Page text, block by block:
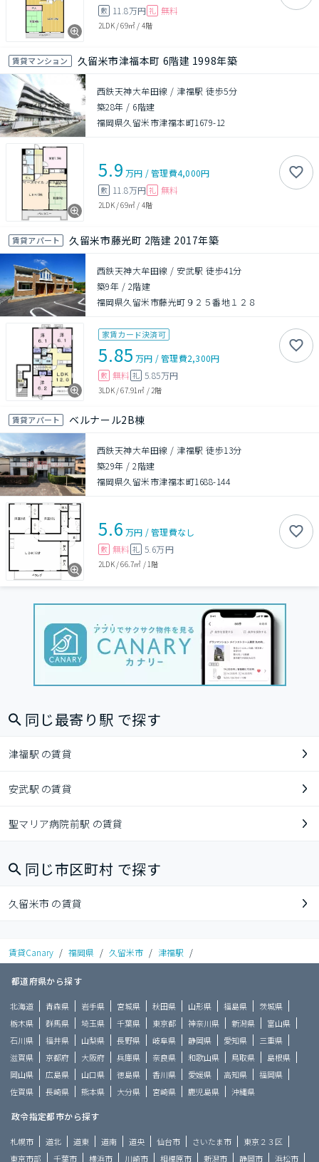
敷 11.8万円 礼 無料
2LDK/69㎡ / 4階
賃貸マンション 久留米市津福本町 6階建 1998年築
西鉄天神大牟田線 / 津福駅 徒歩5分
築28年 / 6階建
福岡県久留米市津福本町1679-12
5.9 万円 /管理費4,000円
敷 11.8万円 礼 無料
2LDK/69㎡ / 4階
賃貸アパート 久留米市藤光町 2階建 2017年築
西鉄天神大牟田線 / 安武駅 徒歩41分
築9年 / 2階建
福岡県久留米市藤光町９２５番地１２８
家賃カード決済可
5.85 万円 /管理費2,300円
敷 無料 礼 5.85万円
3LDK/67.91㎡ /2階
賃貸アパート ベルナール2B棟
西鉄天神大牟田線 / 津福駅 徒歩13分
築29年 /2階建
福岡県久留米市津福本町1688-144
5.6 万円 /管理費なし
敷 無料 礼 5.6万円
2LDK/66.7㎡ / 1階
同じ最寄り駅 で探す
津福駅 の賃貸
安武駅 の賃貸
聖マリア病院前駅 の賃貸
同じ市区町村 で探す
久留米市 の賃貸
賃貸Canary / 福岡県 / 久留米市 / 津福駅 /
都道府県から探す
北海道 青森県 岩手県 宮城県 秋田県 山形県 福島県
茨城県
栃木県
群馬県 埼玉県 千葉県 東京都 神奈川県 新潟県
富山県
石川県
福井県 山梨県 長野県 岐阜県 静岡県 愛知県
三重県
滋賀県
京都府 大阪府 兵庫県 奈良県 和歌山県 鳥取県
島根県
岡山県
広島県 山口県 徳島県 香川県 愛媛県 高知県
福岡県
佐賀県
長崎県 熊本県 大分県 宮崎県 鹿児島県 沖縄県
政令指定都市から探す
札幌市 道北 道東 道南 道央 仙台市 さいたま市
東京２３区
東京市部
千葉市 横浜市 川崎市 相模原市 新潟市 静岡市 浜松市